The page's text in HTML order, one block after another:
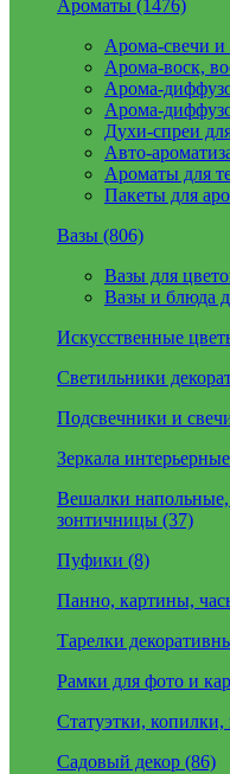
Ароматы (1476)
Арома-свечи и
Арома-воск,
Арома-
Арома-
Духи-спреи
Авто-
Ароматы для
Пакеты для
Вазы (806)
Вазы для
Вазы и блюда
Искусственные
Светильники
Подсвечники и
Зеркала
Вешалки
зонтичницы (37)
Пуфики (8)
Панно, картины,
Тарелки
Рамки для фото и
Статуэтки,
Садовый декор (86)